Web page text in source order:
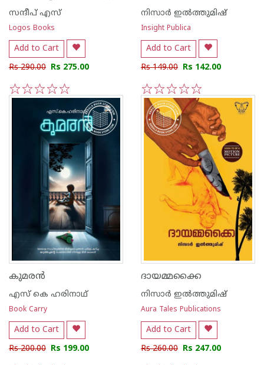
സന്ദീപ് എസ്
Logos Books
Add to Cart
Rs 290.00 Rs 275.00
5
4
3
2
1
നിസാർ ഇൽത്തുമിഷ്
Insight Publica
Add to Cart
Rs 149.00 Rs 142.00
5
4
3
2
1
കുമരൻ
എസ് കെ ഹരിനാഥ്
Book Carry
Add to Cart
Rs 200.00 Rs 199.00
ദായമ്മക്കൈ
നിസാർ ഇൽത്തുമിഷ്
Aura Tales Publications
Add to Cart
Rs 260.00 Rs 247.00